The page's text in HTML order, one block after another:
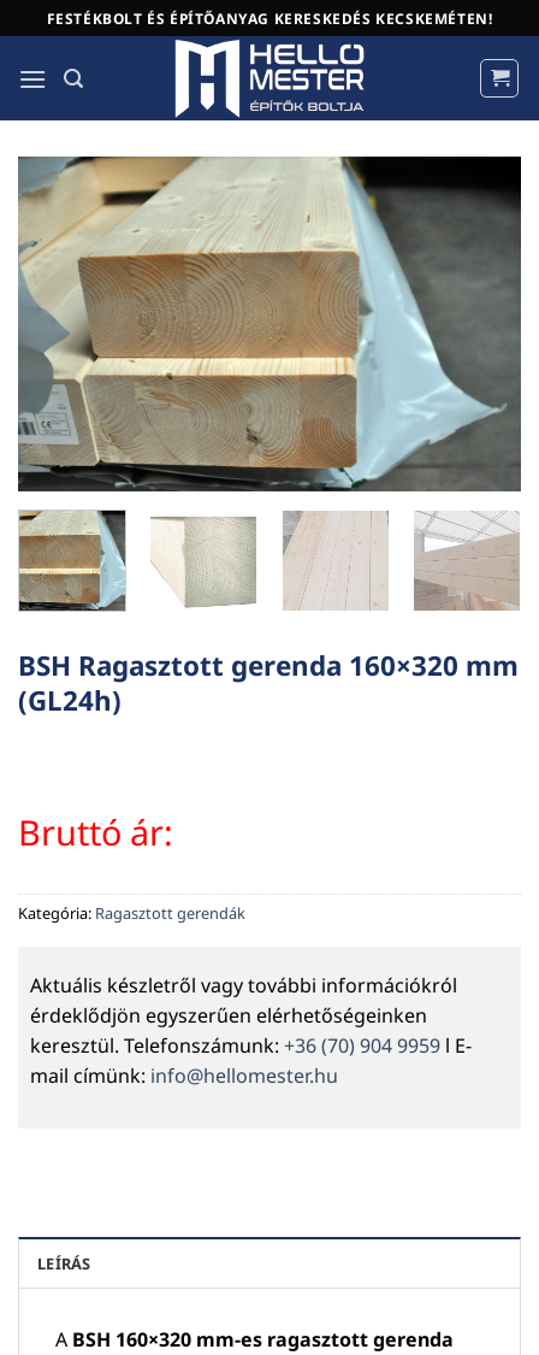
to
content
FESTÉKBOLT ÉS ÉPÍTŐANYAG KERESKEDÉS KECSKEMÉTEN!
BSH Ragasztott gerenda 160×320 mm
(GL24h)
Bruttó ár:
Kategória: Ragasztott gerendák
Aktuális készletről vagy további információkról
érdeklődjön egyszerűen elérhetőségeinken
keresztül. Telefonszámunk: +36 (70) 904 9959 l E-
mail címünk: info@hellomester.hu
LEÍRÁS
A BSH 160×320 mm-es ragasztott gerenda